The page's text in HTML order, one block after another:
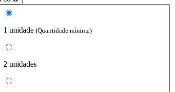
1 unidade (Quantidade mínima)
2 unidades